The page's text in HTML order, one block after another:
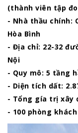
(thành viên tập
- Nhà thầu chính:
Hòa Bình
- Địa chỉ: 22-32
Nội
- Quy mô: 5 tầng
- Diện tích dất:
- Tổng gía trị xây
- 100 phòng